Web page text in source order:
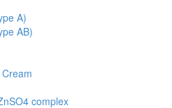
A)
AB)
complex